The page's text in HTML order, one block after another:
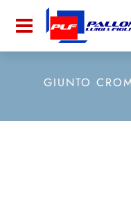
Open
GIUNTO